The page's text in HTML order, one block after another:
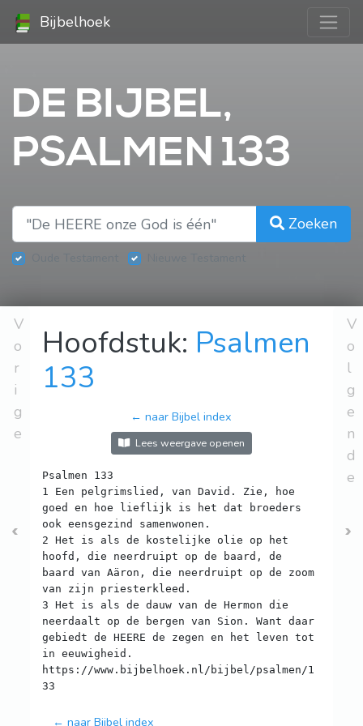
Bijbelhoek
DE BIJBEL,
PSALMEN 133
Zoeken
V
o
r
i
g
e
Hoofdstuk: Psalmen
133
← naar Bijbel index
Lees weergave openen
Psalmen 133
1 Een pelgrimslied, van David. Zie, hoe
goed en hoe lieflijk is het dat broeders
ook eensgezind samenwonen.
2 Het is als de kostelijke olie op het
hoofd, die neerdruipt op de baard, de
baard van Aäron, die neerdruipt op de zoom
van zijn priesterkleed.
3 Het is als de dauw van de Hermon die
neerdaalt op de bergen van Sion. Want daar
gebiedt de HEERE de zegen en het leven tot
in eeuwigheid.
https://www.bijbelhoek.nl/bijbel/psalmen/1
← naar Bijbel index
V
o
l
g
e
n
d
e